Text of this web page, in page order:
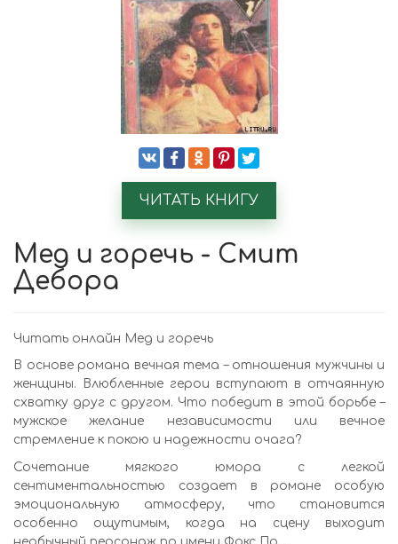
ЧИТАТЬ КНИГУ
Мед и горечь - Смит
Дебора
Читать онлайн Мед и горечь
В основе романа вечная тема – отношения мужчины и
женщины. Влюбленные герои вступают в отчаянную
схватку друг с другом. Что победит в этой борьбе –
мужское желание независимости или вечное
стремление к покою и надежности очага?
Сочетание мягкого юмора с легкой
сентиментальностью создает в романе особую
эмоциональную атмосферу, что становится
особенно ощутимым, когда на сцену выходит